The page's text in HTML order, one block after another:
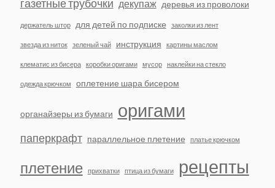
газетные трубочки декупаж деревья из проволоки
держатель штор для детей по подписке заколки из лент
звезда из ниток зеленый чай инструкция картины маслом
клематис из бисера коробки оригами мусор наклейки на стекло
одежда крючком оплетение шара бисером
органайзеры из бумаги оригами
паперкрафт параллельное плетение платье крючком
плетение прихватки птица из бумаги рецепты